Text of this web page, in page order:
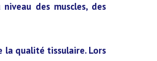
des muscles, des
qualité tissulaire. Lors